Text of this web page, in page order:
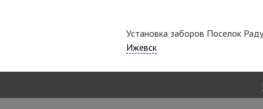
Установка заборов Поселок
Ижевск